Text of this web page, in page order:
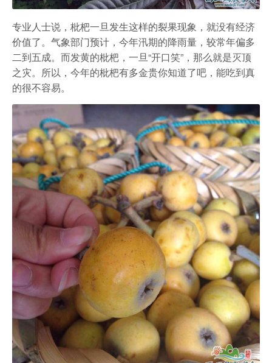
专业人士说，枇杷一旦发生这样的裂果现象，就没有经济
价值了。气象部门预计，今年汛期的降雨量，较常年偏多
二到五成。而发黄的枇杷，一旦“开口笑”，那么就是灭顶
之灾。所以，今年的枇杷有多金贵你知道了吧，能吃到真
的很不容易。